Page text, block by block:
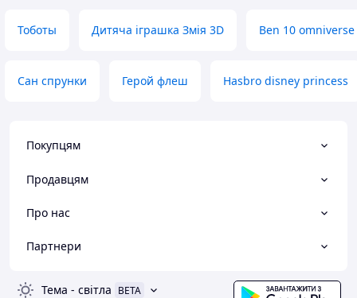
Тоботы Дитяча іграшка Змія 3D Ben 10 omniverse
Сан спрунки Герой флеш Hasbro disney princess
Покупцям
Продавцям
Про нас
Партнери
Тема - світла BETA